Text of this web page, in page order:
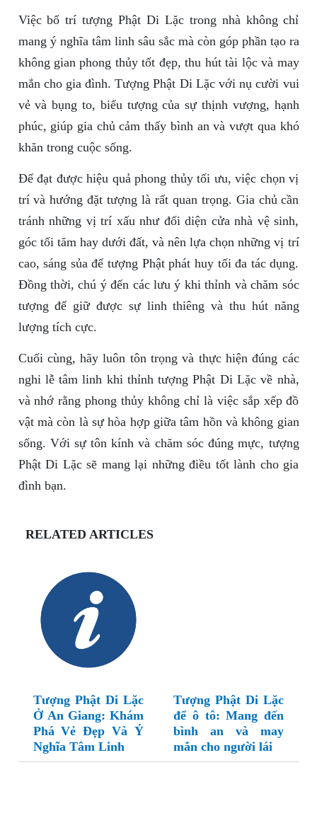
Việc bố trí tượng Phật Di Lặc trong nhà không chỉ
mang ý nghĩa tâm linh sâu sắc mà còn góp phần tạo ra
không gian phong thủy tốt đẹp, thu hút tài lộc và may
mắn cho gia đình. Tượng Phật Di Lặc với nụ cười vui
vẻ và bụng to, biểu tượng của sự thịnh vượng, hạnh
phúc, giúp gia chủ cảm thấy bình an và vượt qua khó
khăn trong cuộc sống.
Để đạt được hiệu quả phong thủy tối ưu, việc chọn vị
trí và hướng đặt tượng là rất quan trọng. Gia chủ cần
tránh những vị trí xấu như đối diện cửa nhà vệ sinh,
góc tối tăm hay dưới đất, và nên lựa chọn những vị trí
cao, sáng sủa để tượng Phật phát huy tối đa tác dụng.
Đồng thời, chú ý đến các lưu ý khi thỉnh và chăm sóc
tượng để giữ được sự linh thiêng và thu hút năng
lượng tích cực.
Cuối cùng, hãy luôn tôn trọng và thực hiện đúng các
nghi lễ tâm linh khi thỉnh tượng Phật Di Lặc về nhà,
và nhớ rằng phong thủy không chỉ là việc sắp xếp đồ
vật mà còn là sự hòa hợp giữa tâm hồn và không gian
sống. Với sự tôn kính và chăm sóc đúng mực, tượng
Phật Di Lặc sẽ mang lại những điều tốt lành cho gia
đình bạn.
RELATED ARTICLES
Tượng Phật Di Lặc
Ở An Giang: Khám
Phá Vẻ Đẹp Và Ý
Nghĩa Tâm Linh
Tượng Phật Di Lặc
để ô tô: Mang đến
bình an và may
mắn cho người lái